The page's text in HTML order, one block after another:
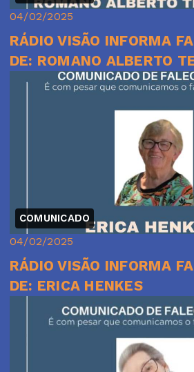
04/02/2025
RÁDIO VISÃO INFORMA
DE: ROMANO ALBERTO
COMUNICADO
04/02/2025
RÁDIO VISÃO INFORMA
DE: ERICA HENKES